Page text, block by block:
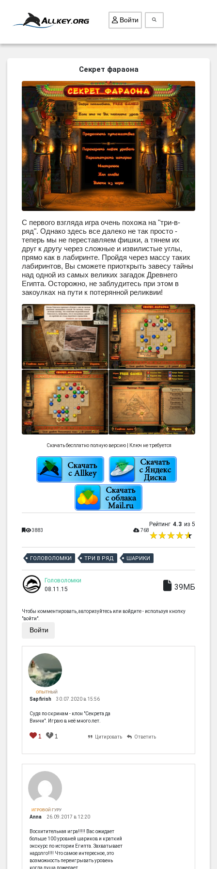
ПОИСК ПРЕДМЕТОВ
ГОЛОВОЛОМКИ
БИЗНЕС
ТРИ-В-РЯД
СТРАТЕГИИ
СТРЕЛЯЛКИ
КВЕСТ
КАК СКАЧАТЬ
НОВОСТИ
Войти
Секрет фараона
С первого взгляда игра очень похожа на "три-в-
ряд". Однако здесь все далеко не так просто -
теперь мы не переставляем фишки, а тянем их
друг к другу через сложные и извилистые углы,
прямо как в лабиринте. Пройдя через массу таких
лабиринтов, Вы сможете приоткрыть завесу тайны
над одной из самых великих загадок Древнего
Египта. Осторожно, не заблудитесь при этом в
закоулках на пути к потерянной реликвии!
Скачать бесплатно полную версию | Ключ не требуется
3883 768
Рейтинг 4.3 из 5
ГОЛОВОЛОМКИ ТРИ В РЯД ШАРИКИ
Головоломки
08.11.15
39МБ
Чтобы комментировать, авторизуйтесь или войдите - используя кнопку
"войти".
Войти
ОПЫТНЫЙ
Sapfirish 30.07.2020 в 15:56
Судя по скринам - клон "Секрета да
Винчи". Играю в неё много лет.
1 1 Цитировать Ответить
ИГРОВОЙ ГУРУ
Anna 26.09.2017 в 12:20
Восхитительная игра!!!!! Вас ожидает
больше 100 уровней шариков и краткий
экскурс по истории Египта. Захватывает
надолго!!!! Что самое интересное, это
возможность переигрывать уровень
когда душа пожелает.